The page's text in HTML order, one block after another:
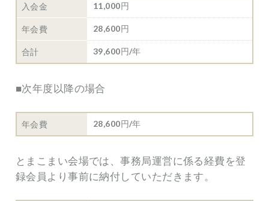
入会金 11,000円
年会費 28,600円
合計 39,600円/年
■次年度以降の場合
年会費 28,600円/年
とまこまい会場では、事務局運営に係る経費を登
録会員より事前に納付していただきます。